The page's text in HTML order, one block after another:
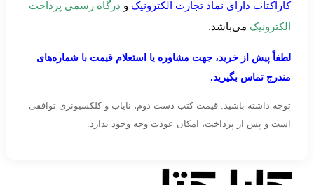
کاراکتاب دارای نماد تجارت الکترونیک و درگاه رسمی پرداخت
الکترونیک می‌باشد.
لطفاً پیش از خرید، جهت مشاوره یا استعلام قیمت با شماره‌های
مندرج تماس بگیرید.
توجه داشته باشید: قیمت کتب دست دوم، نایاب و کلکسیونری توافقی
است و پس از پرداخت، امکان عودت وجه وجود ندارد.